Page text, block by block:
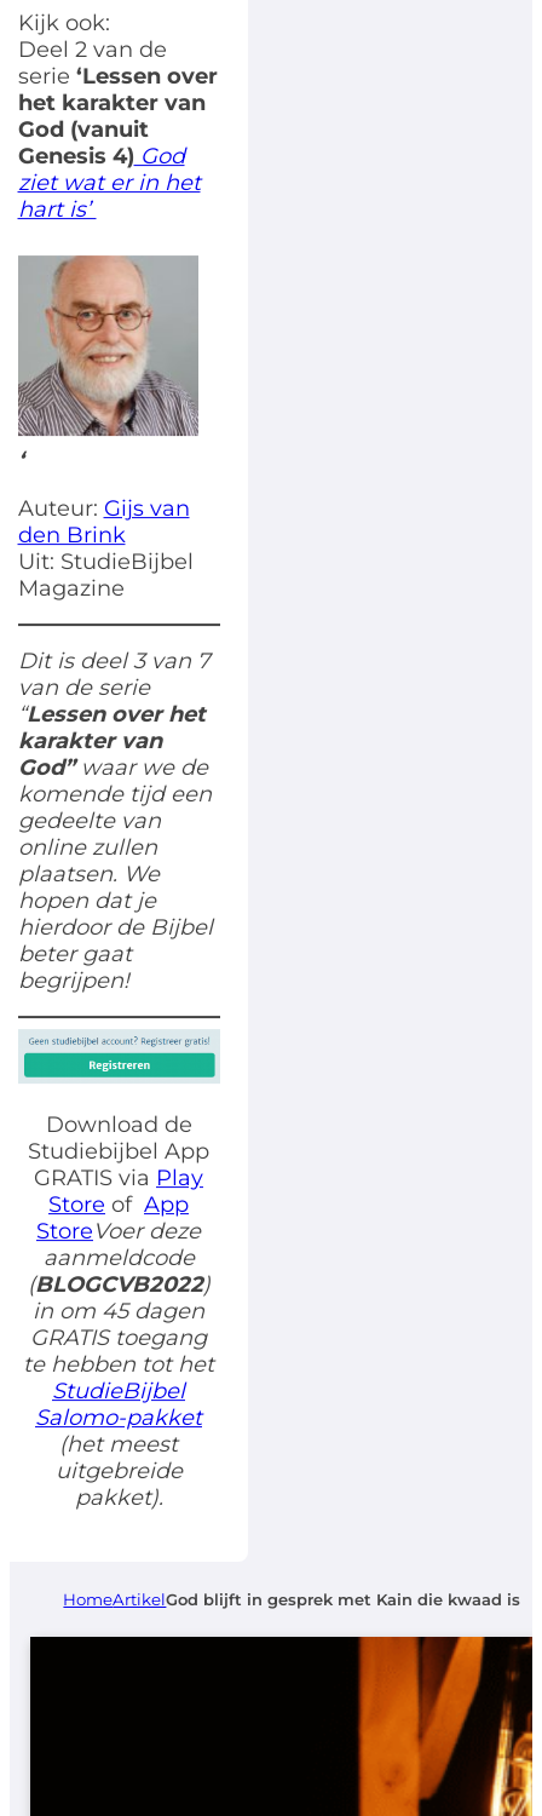
Kijk ook:
Deel 2 van de
serie ‘Lessen over
het karakter van
God (vanuit
Genesis 4) God
ziet wat er in het
hart is’
‘
Auteur: Gijs van
den Brink
Uit: StudieBijbel
Magazine
Dit is deel 3 van 7
van de serie
“Lessen over het
karakter van
God”waar we de
komende tijd een
gedeelte van
online zullen
plaatsen. We
hopen dat je
hierdoor de Bijbel
beter gaat
begrijpen!
Download de
Studiebijbel App
GRATIS via Play
Store of App
StoreVoer deze
aanmeldcode
(BLOGCVB2022)
in om 45 dagen
GRATIS toegang
te hebben tot het
StudieBijbel
Salomo-pakket
(het meest
uitgebreide
pakket).
HomeArtikelGod blijft in gesprek met Kain die kwaad is